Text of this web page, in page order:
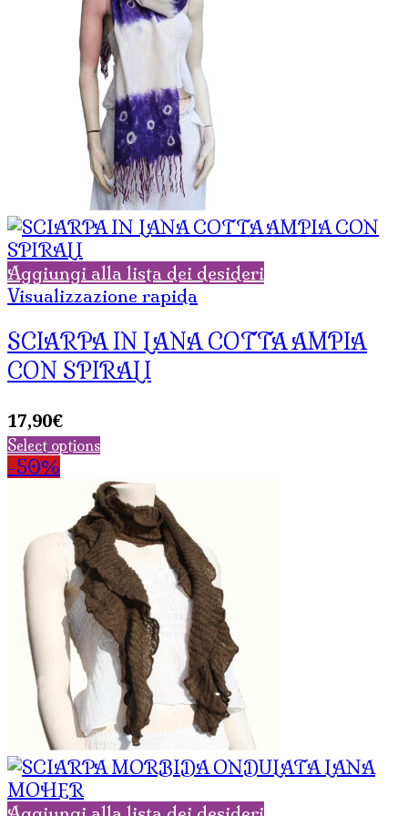
Aggiungi alla lista dei desideri
Visualizzazione rapida
SCIARPA IN LANA COTTA AMPIA
CON SPIRALI
17,90€
Select options
-50%